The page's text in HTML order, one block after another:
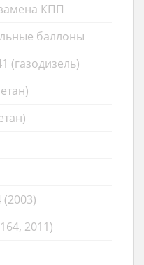
КПП
баллоны
(газодизель)
2011)